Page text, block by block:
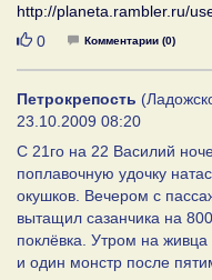
http://planeta.rambler.ru/
Нравится
0 Комментарии (0)
Петрокрепость
23.10.2009 08:20
С 21го на 22 Василий
поплавочную удочку
окушков. Вечером с
вытащил сазанчика на
поклёвка. Утром на
и один монстр после